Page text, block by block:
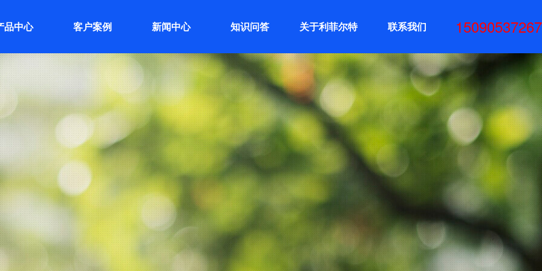
品中心 客户案例 新闻中心 知识问答 关于利菲尔特 联系我们 15090537267